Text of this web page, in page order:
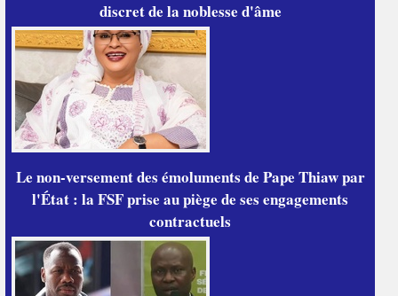
discret de la noblesse d'âme
Le non-versement des émoluments de Pape Thiaw par
l'État : la FSF prise au piège de ses engagements
contractuels